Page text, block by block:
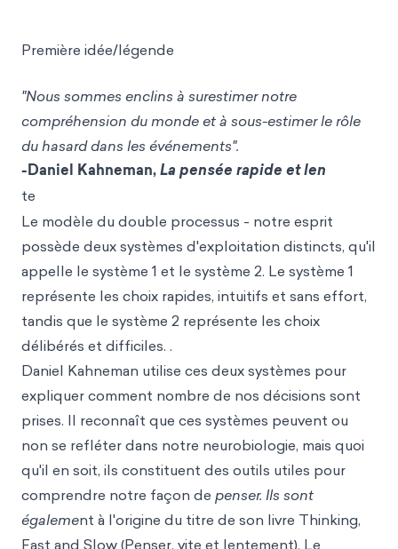
Première idée/légende
"Nous sommes enclins à surestimer notre
compréhension du monde et à sous-estimer le rôle
du hasard dans les événements".
-Daniel Kahneman,La pensée rapide et len
te
Le modèle du double processus - notre esprit
possède deux systèmes d'exploitation distincts, qu'il
appelle le système 1 et le système 2. Le système 1
représente les choix rapides, intuitifs et sans effort,
tandis que le système 2 représente les choix
délibérés et difficiles. .
Daniel Kahneman utilise ces deux systèmes pour
expliquer comment nombre de nos décisions sont
prises. Il reconnaît que ces systèmes peuvent ou
non se refléter dans notre neurobiologie, mais quoi
qu'il en soit, ils constituent des outils utiles pour
comprendre notre façon de penser. Ils sont
également à l'origine du titre de son livre Thinking,
Fast and Slow (Penser, vite et lentement). Le